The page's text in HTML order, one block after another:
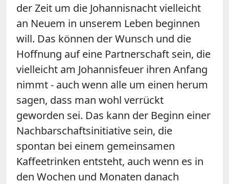
der Zeit um die Johannisnachtvielleicht
an Neuem in unserem Leben beginnen
will. Das können der Wunsch und die
Hoffnung auf eine Partnerschaft sein, die
vielleicht am Johannisfeuer ihren Anfang
nimmt - auch wenn alle um einen herum
sagen, dass man wohl verrückt
geworden sei. Das kann der Beginn einer
Nachbarschaftsinitiative sein, die
spontan bei einem gemeinsamen
Kaffeetrinken entsteht, auch wenn es in
den Wochen und Monaten danach